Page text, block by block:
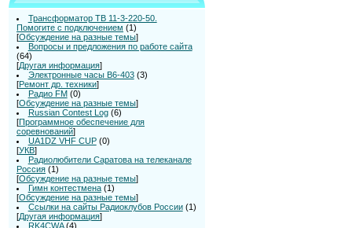
Трансформатор ТВ 11-3-220-50.
Помогите с подключением (1)
[Обсуждение на разные темы]
Вопросы и предложения по работе сайта
(64)
[Другая информация]
Электронные часы В6-403 (3)
[Ремонт др. техники]
Радио FM (0)
[Обсуждение на разные темы]
Russian Contest Log (6)
[Программное обеспечение для
соревнований]
UA1DZ VHF CUP (0)
[УКВ]
Радиолюбители Саратова на телеканале
Россия (1)
[Обсуждение на разные темы]
Гимн контестмена (1)
[Обсуждение на разные темы]
Ссылки на сайты Радиоклубов России (1)
[Другая информация]
RK4CWA (4)